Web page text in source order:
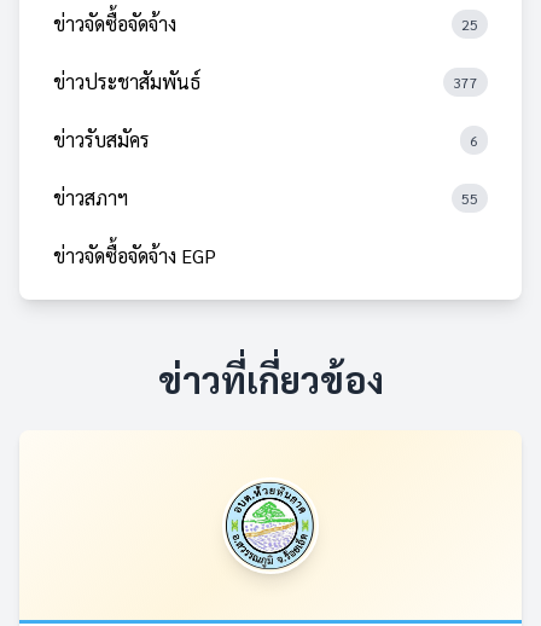
ข่าวจัดซื้อจัดจ้าง 25
ข่าวประชาสัมพันธ์ 377
ข่าวรับสมัคร 6
ข่าวสภาฯ 55
ข่าวจัดซื้อจัดจ้าง EGP
ข่าวที่เกี่ยวข้อง